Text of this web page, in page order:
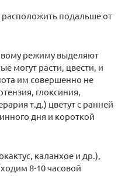
подальше от
режиму выделяют
могут расти, цвести, и
им совершенно не
глоксиния,
т.д.) цветут с ранней
дня и короткой
каланхое и др.),
8-10 часовой